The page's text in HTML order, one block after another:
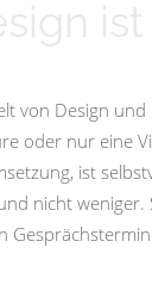
von Design
oder nur eine
ist
nicht